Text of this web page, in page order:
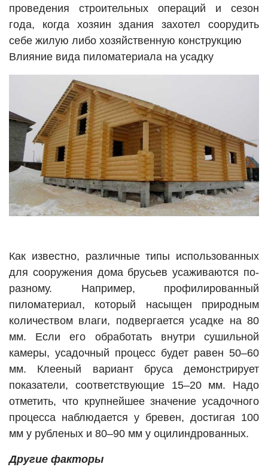
проведения строительных операций и сезон
года, когда хозяин здания захотел соорудить
себе жилую либо хозяйственную конструкцию
Влияние вида пиломатериала на усадку
Как известно, различные типы использованных
для сооружения дома брусьев усаживаются по-
разному. Например, профилированный
пиломатериал, который насыщен природным
количеством влаги, подвергается усадке на 80
мм. Если его обработать внутри сушильной
камеры, усадочный процесс будет равен 50–60
мм. Клееный вариант бруса демонстрирует
показатели, соответствующие 15–20 мм. Надо
отметить, что крупнейшее значение усадочного
процесса наблюдается у бревен, достигая 100
мм у рубленых и 80–90 мм у оцилиндрованных.
Другие факторы